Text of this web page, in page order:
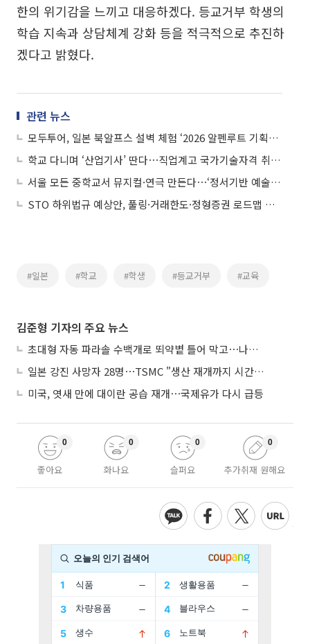
한의 위기감을 느끼고 대응하겠다. 등교거부 학생의
학습 지속과 상담체계 강화 등을 적극적으로 추진하
겠다고 밝혔다.
관련 뉴스
모두투어, 일본 북알프스 설벽 체험 ‘2026 알펜루트 기획전’ 선봬
학교 다니며 ‘산업기사’ 딴다⋯직업계고 국가기술자격 취득 확대
서울 모든 중학교서 뮤지컬·연극 만든다⋯‘정서기반 예술교육’ 도입
STO 하위법규 예상안, 풀링·거래한도·정형증권 로드맵 제시
#일본 #학교 #학생 #등교거부 #교육
김준형 기자의 주요 뉴스
초대형 자동 파라솔 수백개로 뙤약볕 틀어 막고⋯나라별 폭염 생존법
일본 강진 사망자 28명⋯TSMC "생산 재개까지 시간 필요해"
미국, 엿새 만에 대이란 공습 재개⋯국제유가 다시 급등
좋아요
0
화나요
0
슬퍼요
0
추가취재 원해요
0